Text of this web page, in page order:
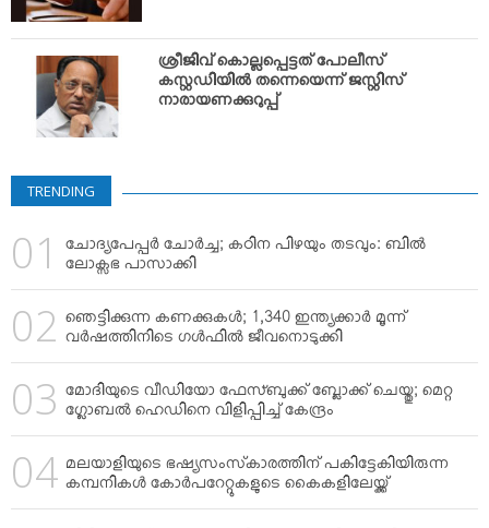
MAGAZINE
VIDEOS
YOUR SAY
COOKERY
TOURS & TRAVEL
CLASSIFIEDS
OBITUARY
ശ്രീജിവ് കൊല്ലപ്പെട്ടത് പോലീസ്
കസ്റ്റഡിയില്‍ തന്നെയെന്ന് ജസ്റ്റിസ്
നാരായണക്കുറുപ്പ്
TRENDING
ചോദ്യപേപ്പര്‍ ചോര്‍ച്ച; കഠിന പിഴയും തടവും: ബില്‍
ലോക്സഭ പാസാക്കി
ഞെട്ടിക്കുന്ന കണക്കുകള്‍; 1,340 ഇന്ത്യക്കാര്‍ മൂന്ന്
വര്‍ഷത്തിനിടെ ഗള്‍ഫില്‍ ജീവനൊടുക്കി
മോദിയുടെ വീഡിയോ ഫേസ്ബുക്ക് ബ്ലോക്ക് ചെയ്തു; മെറ്റ
ഗ്ലോബല്‍ ഹെഡിനെ വിളിപ്പിച്ച് കേന്ദ്രം
മലയാളിയുടെ ഭഷ്യസംസ്‌കാരത്തിന് പകിട്ടേകിയിരുന്ന
കമ്പനികള്‍ കോര്‍പറേറ്റുകളുടെ കൈകളിലേയ്ക്ക്